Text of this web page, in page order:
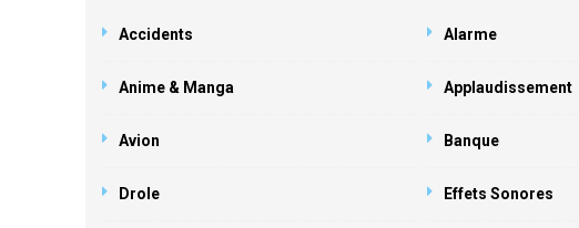
Accidents Alarme
Anime & Manga Applaudissement
Avion Banque
Drole Effets Sonores